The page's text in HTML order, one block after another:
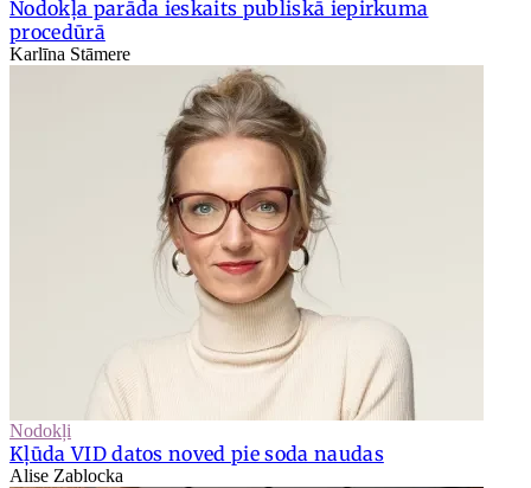
Nodokļa parāda ieskaits publiskā iepirkuma
procedūrā
Karlīna Stāmere
Nodokļi
Kļūda VID datos noved pie soda naudas
Alise Zablocka